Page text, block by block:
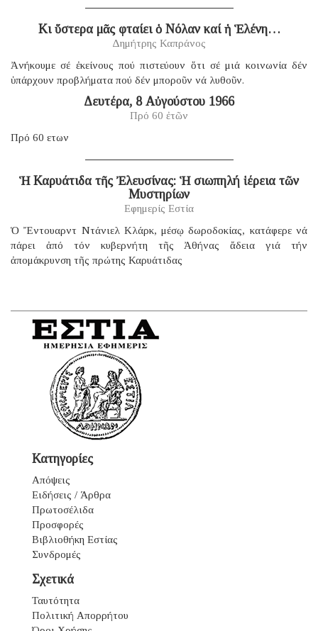
Κι ὕστερα μᾶς φταίει ὁ Νόλαν καί ἡ Ἑλένη…
Δημήτρης Καπράνος
Ἀνήκουμε σέ ἐκείνους πού πιστεύουν ὅτι σέ μιά κοινωνία δέν
ὑπάρχουν προβλήματα πού δέν μποροῦν νά λυθοῦν.
Δευτέρα, 8 Αὐγούστου 1966
Πρό 60 ἐτῶν
Πρό 60 ετων
Ἡ Καρυάτιδα τῆς Ἐλευσίνας: Ἡ σιωπηλή ἱέρεια τῶν
Μυστηρίων
Εφημερίς Εστία
Ὁ Ἔντουαρντ Ντάνιελ Κλάρκ, μέσῳ δωροδοκίας, κατάφερε νά
πάρει ἀπό τόν κυβερνήτη τῆς Ἀθήνας ἄδεια γιά τήν
ἀπομάκρυνση τῆς πρώτης Καρυάτιδας
Κατηγορίες
Απόψεις
Ειδήσεις / Άρθρα
Πρωτοσέλιδα
Προσφορές
Βιβλιοθήκη Εστίας
Συνδρομές
Σχετικά
Ταυτότητα
Πολιτική Απορρήτου